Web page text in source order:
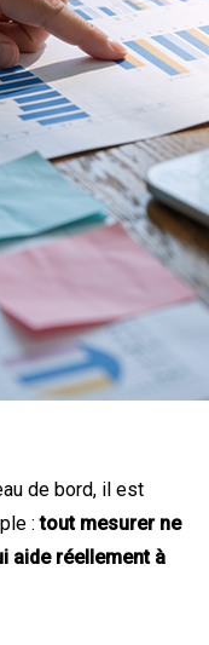
de bord, il est
:tout mesurer ne
aide réellement à